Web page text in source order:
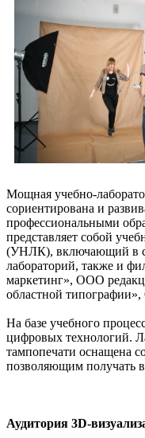
Мощная учебно-
сориентирована и
профессиональными
представляет собой
(УНЛК), включающий в
лабораторий, также и
маркетинг», ООО
областной
На базе учебного
цифровых технологий.
тампопечати оснащена
позволяющим получать
Аудитория 3D-